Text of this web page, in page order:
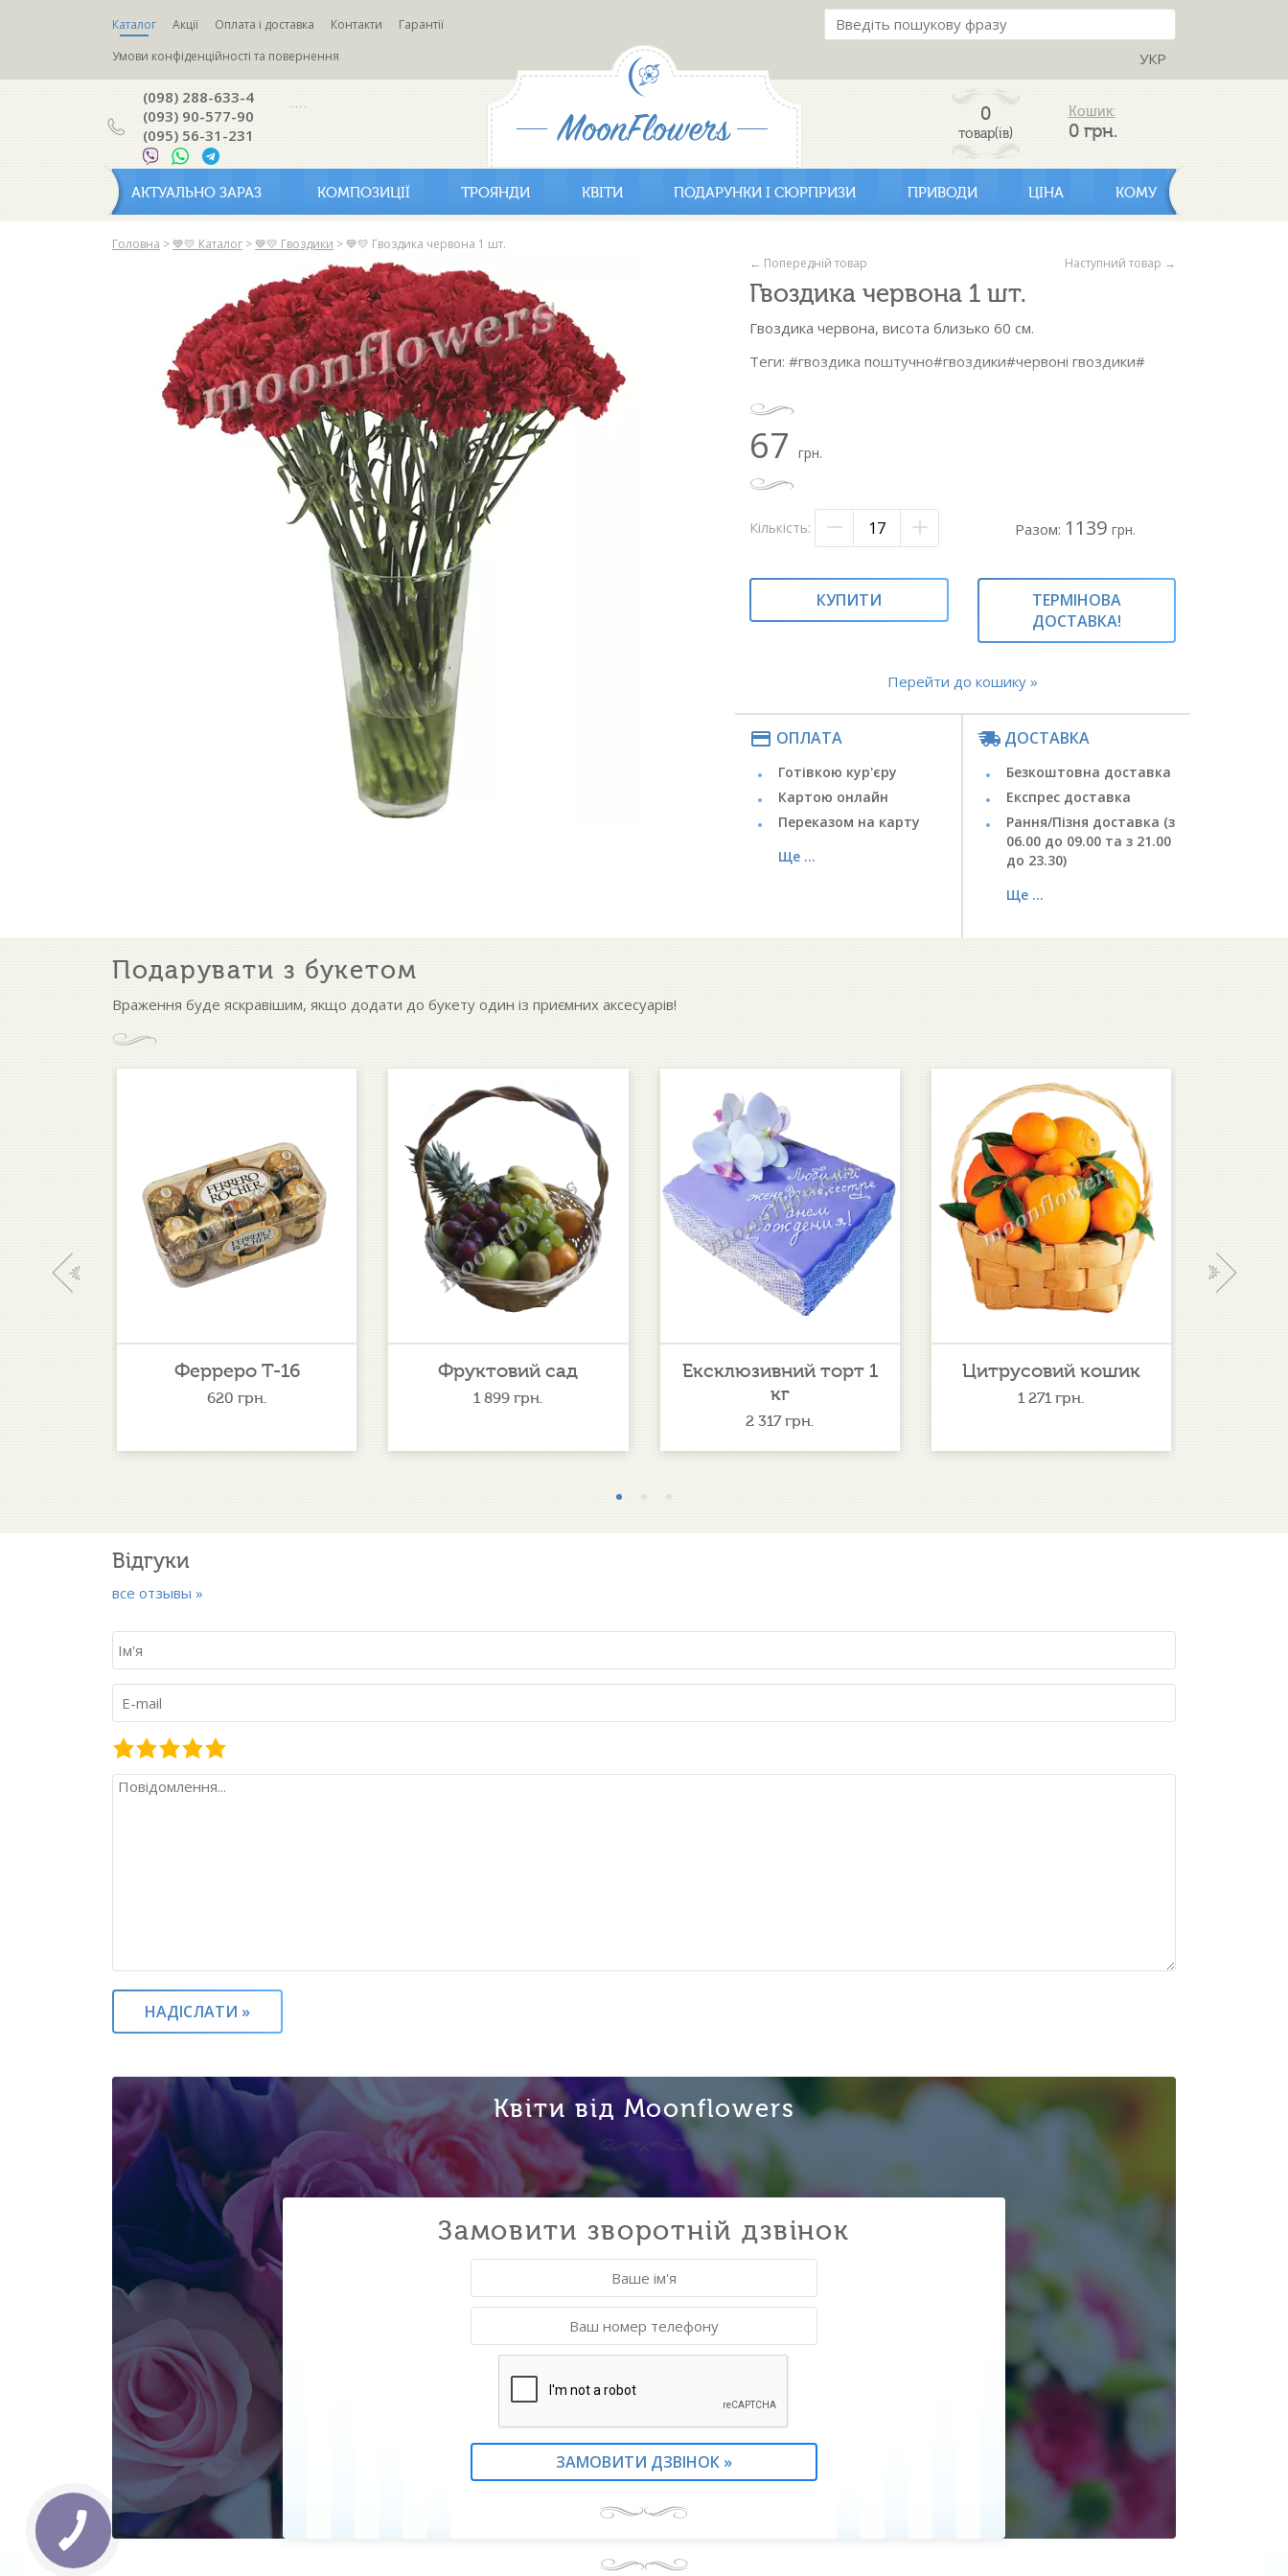
Каталог Акції Оплата і доставка Контакти
Гарантії
Умови конфіденційності та повернення
УКР
(098) 288-633-4
(093) 90-577-90
(095) 56-31-231
0
товар(ів)
Кошик:
0 грн.
АКТУАЛЬНО ЗАРАЗ КОМПОЗИЦІЇ ТРОЯНДИ КВІТИ ПОДАРУНКИ І СЮРПРИЗИ ПРИВОДИ ЦІНА КОМУ
Головна > 💙💛 Каталог > 💙💛 Гвоздики > 💙💛 Гвоздика червона 1 шт.
Наступний товар →
← Попередній товар
Гвоздика червона 1 шт.
Гвоздика червона, висота близько 60 см.
Теги: #гвоздика поштучно#гвоздики#червоні гвоздики#
67 грн.
Кількість: Разом: 1139 грн.
КУПИТИ
ТЕРМІНОВА
ДОСТАВКА!
Перейти до кошику »
payment ОПЛАТА
Готівкою кур'єру
Картою онлайн
Переказом на карту
Ще ...
ДОСТАВКА
Безкоштовна доставка
Експрес доставка
Рання/Пізня доставка (з
06.00 до 09.00 та з 21.00
до 23.30)
Ще ...
Подарувати з букетом
Враження буде яскравішим, якщо додати до букету один із приємних аксесуарів!
Ферреро Т-16
620грн.
Фруктовий сад
1 899грн.
Ексклюзивний торт 1
кг
2 317грн.
Цитрусовий кошик
1 271грн.
‹ ›
Відгуки
все отзывы »
Квіти від Moonflowers
Замовити зворотній дзвінок